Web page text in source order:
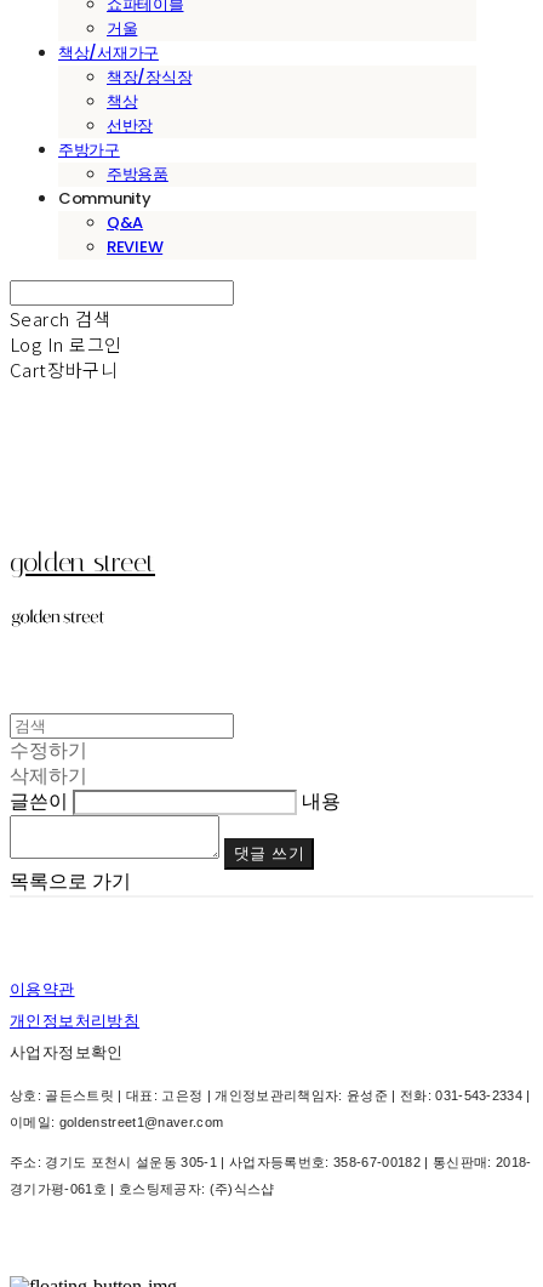
거울
책상/서재가구
책장/장식장
책상
선반장
주방가구
주방용품
Community
Q&A
REVIEW
Search 검색
Log In 로그인
Cart장바구니
golden street
수정하기
삭제하기
글쓴이
내용
댓글 쓰기
목록으로 가기
이용약관
개인정보처리방침
사업자정보확인
상호: 골든스트릿 | 대표: 고은정 | 개인정보관리책임자: 윤성준 | 전화: 031-543-2334 |
이메일: goldenstreet1@naver.com
주소: 경기도 포천시 설운동 305-1 | 사업자등록번호: 358-67-00182| 통신판매: 2018-
경기가평-061호 | 호스팅제공자: (주)식스샵